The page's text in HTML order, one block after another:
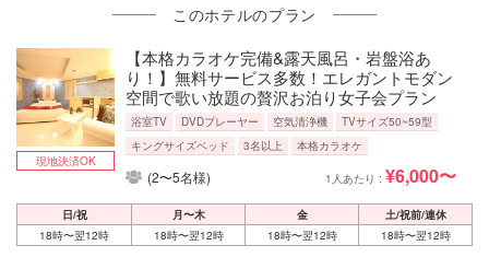
このホテルのプラン
【本格カラオケ完備&露天風呂・岩盤浴あ
り！】無料サービス多数！エレガントモダン
空間で歌い放題の贅沢お泊り女子会プラン
浴室TV DVDプレーヤー 空気清浄機
TVサイズ50~59型
キングサイズベッド
3名以上 本格カラオケ
(2〜5名様) 1人あたり : ¥6,000〜
現地決済OK
日/祝 月〜木 金
土/祝前/連休
18時〜翌12時
18時〜翌12時 18時〜翌12時 18時〜翌12時